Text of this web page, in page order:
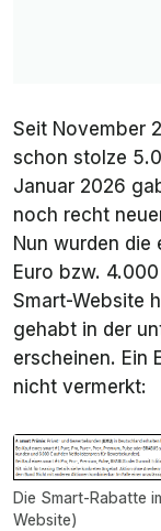
Seit November
schon stolze
Januar 2026
noch recht
Nun wurden
Euro bzw.
Smart-Website
gehabt in der
erscheinen. Ein
nicht vermerkt:
Die Smart-Rabatte
Website)